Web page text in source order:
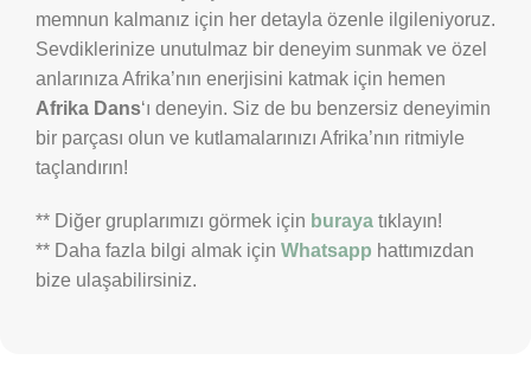
memnun kalmanız için her detayla özenle ilgileniyoruz.
Sevdiklerinize unutulmaz bir deneyim sunmak ve özel
anlarınıza Afrika’nın enerjisini katmak için hemen
Afrika Dans‘ı deneyin. Siz de bu benzersiz deneyimin
bir parçası olun ve kutlamalarınızı Afrika’nın ritmiyle
taçlandırın!
** Diğer gruplarımızı görmek için buraya tıklayın!
** Daha fazla bilgi almak için Whatsapp hattımızdan
bize ulaşabilirsiniz.